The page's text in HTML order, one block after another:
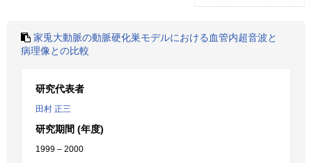
家兎大動脈の動脈硬化巣モデルにおける血管内超音波と
病理像との比較
研究代表者
田村 正三
研究期間 (年度)
1999 – 2000